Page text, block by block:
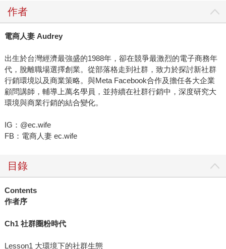
作者
電商人妻 Audrey
出生於台灣經濟最強盛的1988年，卻在競爭最激烈的電子商務年
代，脫離職場選擇創業。從部落格走到社群，致力於探討新社群
行銷環境以及商業策略。與Meta Facebook合作及擔任各大企業
顧問講師，輔導上萬名學員，並持續在社群行銷中，深度研究大
環境與商業行銷的結合變化。
IG：@ec.wife
FB：電商人妻 ec.wife
目錄
Contents
作者序
Ch1 社群圈粉時代
Lesson1 大環境下的社群生態